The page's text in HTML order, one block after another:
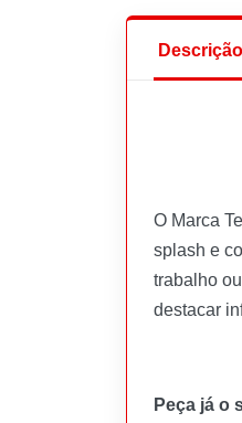
Descrição
O Marca
splash e
trabalho
destacar
Peça já o